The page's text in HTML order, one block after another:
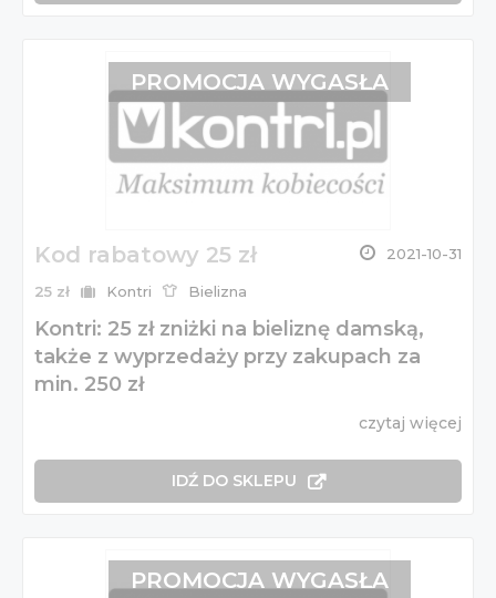
Kod rabatowy 25 zł 2021-10-31
25 zł Kontri Bielizna
Kontri: 25 zł zniżki na bieliznę damską,
także z wyprzedaży przy zakupach za
min. 250 zł
czytaj więcej
IDŹ DO SKLEPU
PROMOCJA WYGASŁA
PROMOCJA WYGASŁA